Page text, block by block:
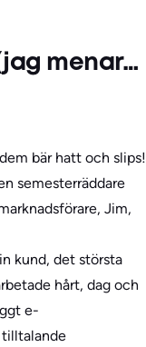
menar…
bär hatt och slips!
semesterräddare
Jim,
kund, det största
hårt, dag och
e-
tilltalande